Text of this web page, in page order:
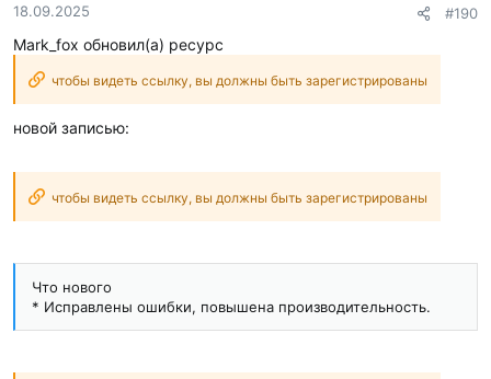
18.09.2025 #190
Mark_fox обновил(а) ресурс
чтобы видеть ссылку, вы должны быть зарегистрированы
новой записью:
чтобы видеть ссылку, вы должны быть зарегистрированы
Что нового
* Исправлены ошибки, повышена производительность.